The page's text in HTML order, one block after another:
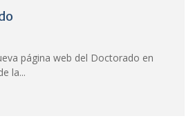
página web del Doctorado en
la...